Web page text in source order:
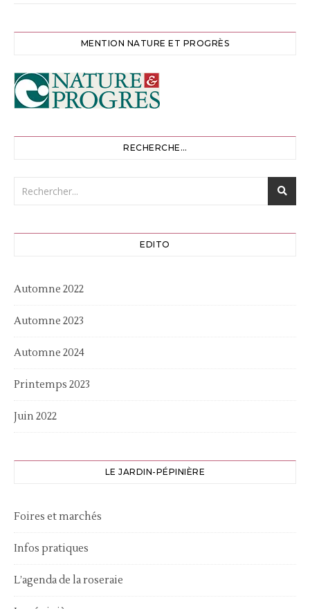
MENTION NATURE ET PROGRÈS
RECHERCHE…
EDITO
Automne 2022
Automne 2023
Automne 2024
Printemps 2023
Juin 2022
LE JARDIN-PÉPINIÈRE
Foires et marchés
Infos pratiques
L’agenda de la roseraie